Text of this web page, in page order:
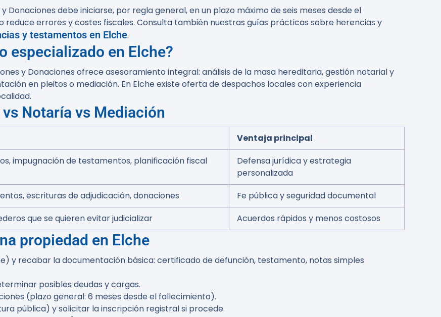
Donaciones debe iniciarse, por regla general, en un plazo máximo de seis meses desde el
errores y costes fiscales. Consulta también nuestras guías prácticas sobre herencias y
y testamentos en Elche.
especializado en Elche?
y Donaciones ofrece asesoramiento integral: análisis de la masa hereditaria, gestión notarial y
en pleitos o mediación. En Elche existe oferta de despachos locales con experiencia
Notaría vs Mediación
Ventaja principal
impugnación de testamentos, planificación fiscal
Defensa jurídica y estrategia
personalizada
escrituras de adjudicación, donaciones
Fe pública y seguridad documental
que se quieren evitar judicializar Acuerdos rápidos y menos costosos
propiedad en Elche
y recabar la documentación básica: certificado de defunción, testamento, notas simples
posibles deudas y cargas.
(plazo general: 6 meses desde el fallecimiento).
pública) y solicitar la inscripción registral si procede.